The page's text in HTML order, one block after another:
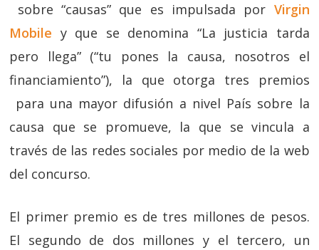
sobre “causas” que es impulsada por Virgin
Mobile y que se denomina “La justicia tarda
pero llega” (“tu pones la causa, nosotros el
financiamiento”), la que otorga tres premios
para una mayor difusión a nivel País sobre la
causa que se promueve, la que se vincula a
través de las redes sociales por medio de la web
del concurso.
El primer premio es de tres millones de pesos.
El segundo de dos millones y el tercero, un